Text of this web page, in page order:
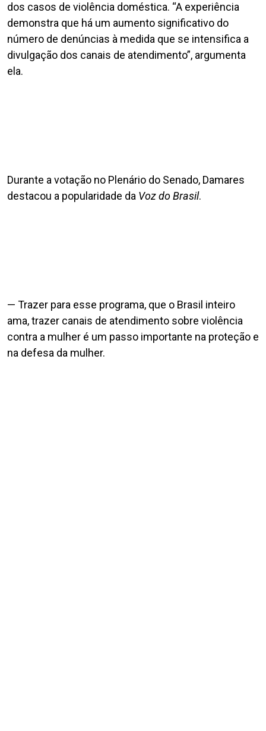
dos casos de violência doméstica. “A experiência
demonstra que há um aumento significativo do
número de denúncias à medida que se intensifica a
divulgação dos canais de atendimento”, argumenta
ela.
Durante a votação no Plenário do Senado, Damares
destacou a popularidade da Voz do Brasil.
— Trazer para esse programa, que o Brasil inteiro
ama, trazer canais de atendimento sobre violência
contra a mulher é um passo importante na proteção e
na defesa da mulher.